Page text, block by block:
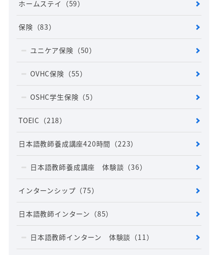
ホームステイ （59）
保険 （83）
ユニケア保険 （50）
OVHC保険 （55）
OSHC学生保険 （5）
TOEIC （218）
日本語教師養成講座420時間 （223）
日本語教師養成講座 体験談 （36）
インターンシップ （75）
日本語教師インターン （85）
日本語教師インターン 体験談 （11）